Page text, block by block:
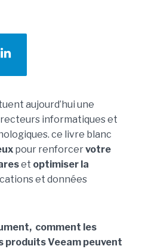
aujourd’hui une
informatiques et
ce livre blanc
pour renforcervotre
et optimiser la
et données
comment les
produits Veeam peuvent